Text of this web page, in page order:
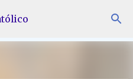
principal